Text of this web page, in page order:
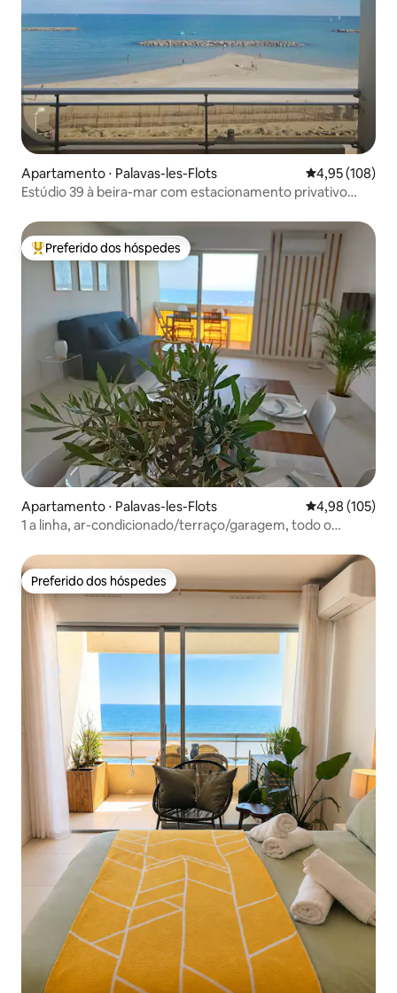
Apartamento ⋅ Palavas-les-Flots 4,95 de uma
4,95 (108)
Estúdio 39 à beira-mar com estacionamento privativo
Entre os melhores preferidos dos hóspedes
Preferido dos hóspedes
Apartamento ⋅ Palavas-les-Flots 4,98 de uma
4,98 (105)
1 a linha, ar-condicionado/terraço/garagem, todo o
Preferido dos hóspedes
Preferido dos hóspedes